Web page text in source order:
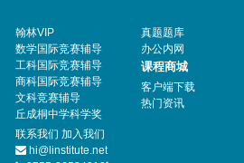
翰林VIP
数学国际竞赛辅导
工科国际竞赛辅导
商科国际竞赛辅导
文科竞赛辅导
丘成桐中学科学奖
真题题库
办公内网
课程商城
客户端下载
热门资讯
联系我们 加入我们
hi@linstitute.net